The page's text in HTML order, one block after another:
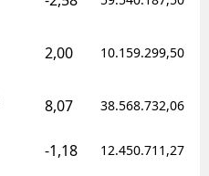
2,00 10.159.299,50
8,07 38.568.732,06
-1,18 12.450.711,27